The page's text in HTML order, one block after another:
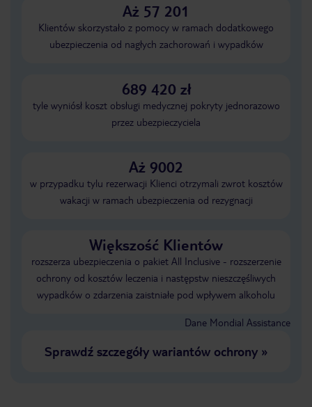
Aż 57 201
Klientów skorzystało z pomocy w ramach dodatkowego
ubezpieczenia od nagłych zachorowań i wypadków
689 420 zł
tyle wyniósł koszt obsługi medycznej pokryty jednorazowo
przez ubezpieczyciela
Aż 9002
w przypadku tylu rezerwacji Klienci otrzymali zwrot kosztów
wakacji w ramach ubezpieczenia od rezygnacji
Większość Klientów
rozszerza ubezpieczenia o pakiet All Inclusive - rozszerzenie
ochrony od kosztów leczenia i następstw nieszczęśliwych
wypadków o zdarzenia zaistniałe pod wpływem alkoholu
Dane Mondial Assistance
Sprawdź szczegóły wariantów ochrony»